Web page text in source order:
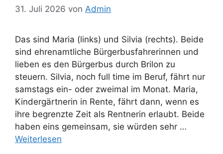
31. Juli 2026 von Admin
Das sind Maria (links) und Silvia (rechts). Beide
sind ehrenamtliche Bürgerbusfahrerinnen und
lieben es den Bürgerbus durch Brilon zu
steuern. Silvia, noch full time im Beruf, fährt nur
samstags ein- oder zweimal im Monat. Maria,
Kindergärtnerin in Rente, fährt dann, wenn es
ihre begrenzte Zeit als Rentnerin erlaubt. Beide
haben eins gemeinsam, sie würden sehr …
Weiterlesen